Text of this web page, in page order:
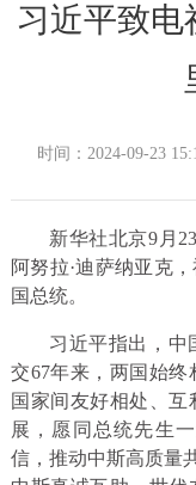
习近平致电
时间：2024-09-23
新华社北京9月
阿努拉·迪萨纳亚克
国总统。
习近平指出，中
交67年来，两国始
国家间友好相处、
展，愿同总统先生
信，推动中斯高质量